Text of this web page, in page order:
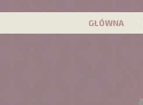
GŁÓWNA